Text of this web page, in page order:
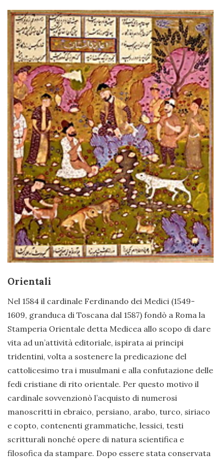
Orientali
Nel 1584 il cardinale Ferdinando dei Medici (1549-
1609, granduca di Toscana dal 1587) fondò a Roma la
Stamperia Orientale detta Medicea allo scopo di dare
vita ad un’attività editoriale, ispirata ai principi
tridentini, volta a sostenere la predicazione del
cattolicesimo tra i musulmani e alla confutazione delle
fedi cristiane di rito orientale. Per questo motivo il
cardinale sovvenzionò l’acquisto di numerosi
manoscritti in ebraico, persiano, arabo, turco, siriaco
e copto, contenenti grammatiche, lessici, testi
scritturali nonché opere di natura scientifica e
filosofica da stampare. Dopo essere stata conservata